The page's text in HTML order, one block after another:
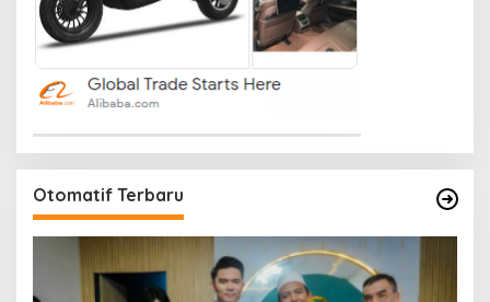
Otomatif Terbaru